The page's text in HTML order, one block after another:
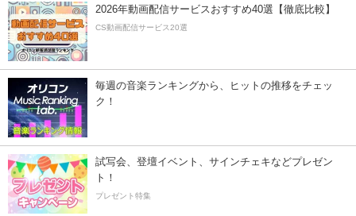
2026年動画配信サービスおすすめ40選【徹底比較】
CS動画配信サービス20選
毎週の音楽ランキングから、ヒットの推移をチェッ
ク！
試写会、登壇イベント、サインチェキなどプレゼン
ト！
プレゼント特集